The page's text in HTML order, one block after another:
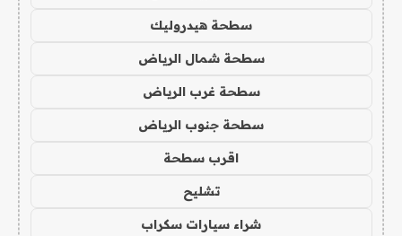
سطحة هيدروليك
سطحة شمال الرياض
سطحة غرب الرياض
سطحة جنوب الرياض
اقرب سطحة
تشليح
شراء سيارات سكراب